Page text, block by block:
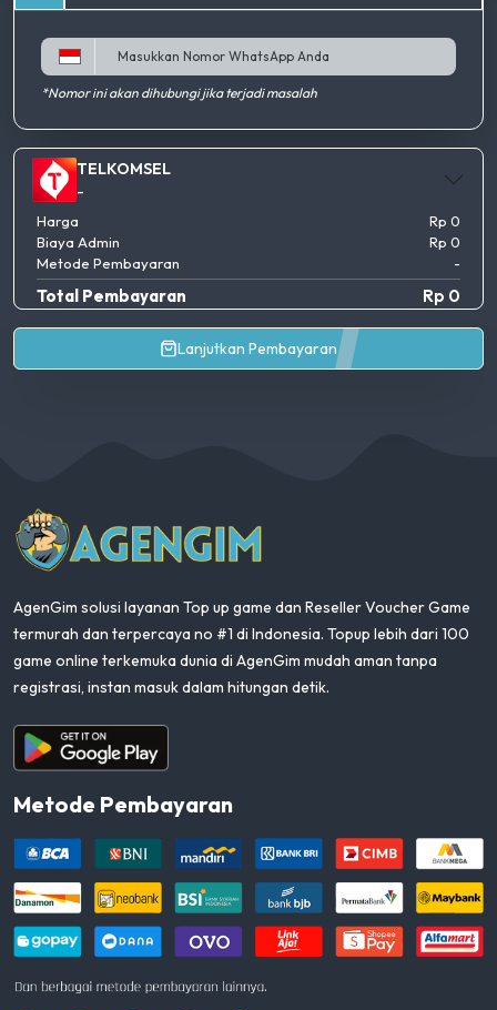
*Nomor ini akan dihubungi jika terjadi masalah
TELKOMSEL
-
Harga
Rp 0
Biaya Admin
Rp 0
Metode Pembayaran
-
Total Pembayaran Rp 0
Lanjutkan Pembayaran
AgenGim
AgenGim solusi layanan Top up game dan Reseller Voucher Game
termurah dan terpercaya no #1 di Indonesia. Topup lebih dari 100
game online terkemuka dunia di AgenGim mudah aman tanpa
registrasi, instan masuk dalam hitungan detik.
Aplikasi Android
Metode Pembayaran